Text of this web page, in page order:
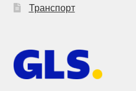
Транспорт